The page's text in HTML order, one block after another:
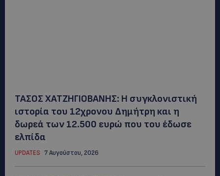
ΤΑΣΟΣ ΧΑΤΖΗΓΙΟΒΑΝΗΣ: Η συγκλονιστική
ιστορία του 12χρονου Δημήτρη και η
δωρεά των 12.500 ευρώ που του έδωσε
ελπίδα
UPDATES 7 Αυγούστου, 2026